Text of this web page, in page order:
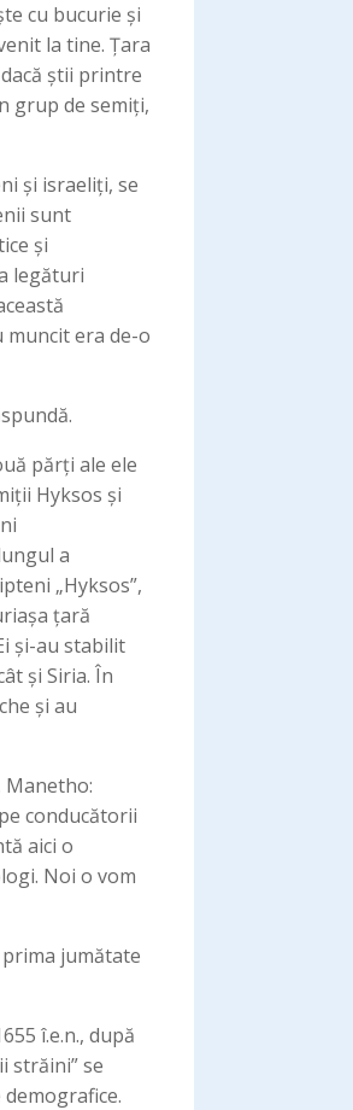
cu bucurie și
știi printre
grup de semiți,
și israeliți, se
sunt
și
legături
muncit era de-o
părți ale ele
Hyksos și
a
„Hyksos”,
țară
și-au stabilit
și au
Manetho:
conducătorii
aici o
Noi o vom
jumătate
î.e.n., după
străini” se